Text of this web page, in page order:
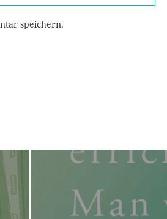
speichern.